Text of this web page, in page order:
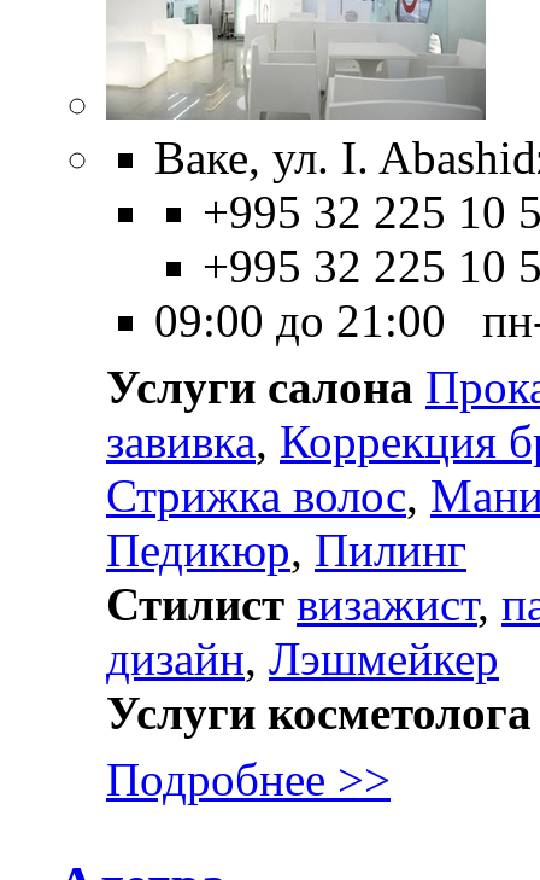
Ваке, ул. I.
+995 32 225 10
+995 32 225 10
09:00 до 21:00
Услуги салона
завивка, Коррекция
Стрижка волос,
Педикюр, Пилинг
Стилист визажист,
дизайн, Лэшмейкер
Услуги косметолога
Подробнее >>